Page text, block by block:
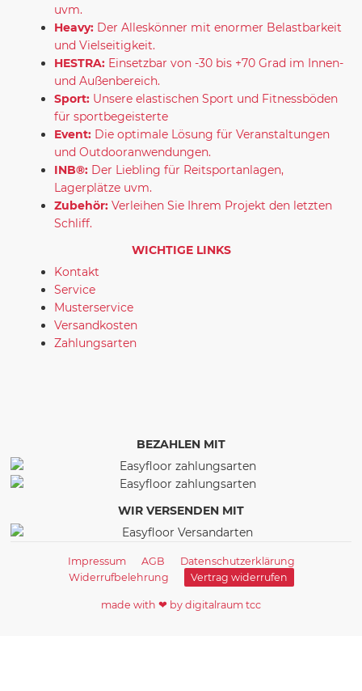
uvm.
Heavy: Der Alleskönner mit enormer Belastbarkeit
und Vielseitigkeit.
HESTRA: Einsetzbar von -30 bis +70 Grad im Innen-
und Außenbereich.
Sport: Unsere elastischen Sport und Fitnessböden
für sportbegeisterte
Event: Die optimale Lösung für Veranstaltungen
und Outdooranwendungen.
INB®: Der Liebling für Reitsportanlagen,
Lagerplätze uvm.
Zubehör: Verleihen Sie Ihrem Projekt den letzten
Schliff.
WICHTIGE LINKS
Kontakt
Service
Musterservice
Versandkosten
Zahlungsarten
BEZAHLEN MIT
WIR VERSENDEN MIT
Impressum AGB
Datenschutzerklärung
Widerrufbelehrung
Vertrag widerrufen
made with ❤ by digitalraum tcc